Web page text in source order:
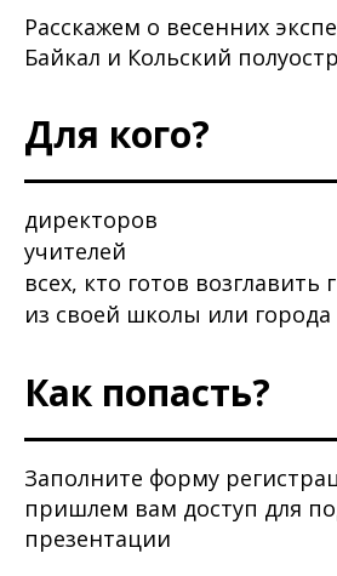
Расскажем о весенних
Байкал и Кольский
Для кого?
директоров
учителей
всех, кто готов возглавить
из своей школы или города
Как попасть?
Заполните форму
пришлем вам доступ для
презентации